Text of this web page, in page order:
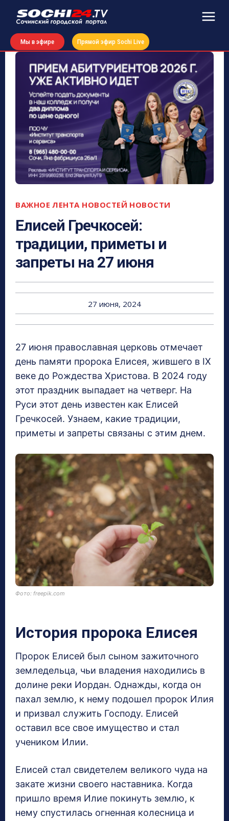
Мы в эфире Прямой эфир Sochi Live
ВАЖНОЕ ЛЕНТА НОВОСТЕЙ НОВОСТИ
Елисей Гречкосей:
традиции, приметы и
запреты на 27 июня
27 июня, 2024
27 июня православная церковь отмечает
день памяти пророка Елисея, жившего в IX
веке до Рождества Христова. В 2024 году
этот праздник выпадает на четверг. На
Руси этот день известен как Елисей
Гречкосей. Узнаем, какие традиции,
приметы и запреты связаны с этим днем.
Фото: freepik.com
История пророка Елисея
Пророк Елисей был сыном зажиточного
земледельца, чьи владения находились в
долине реки Иордан. Однажды, когда он
пахал землю, к нему подошел пророк Илия
и призвал служить Господу. Елисей
оставил все свое имущество и стал
учеником Илии.
Елисей стал свидетелем великого чуда на
закате жизни своего наставника. Когда
пришло время Илие покинуть землю, к
нему спустилась огненная колесница и